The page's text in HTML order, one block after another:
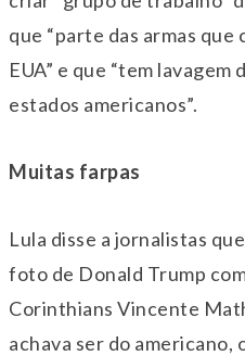
que “parte das armas que
EUA” e que “tem
estados americanos”.
Muitas farpas
Lula disse a jornalistas
foto de Donald Trump
Corinthians Vincente
achava ser do americano,